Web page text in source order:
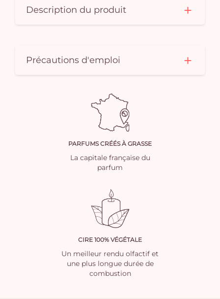
Description du produit
Précautions d'emploi
PARFUMS CRÉÉS À GRASSE
La capitale française du
parfum
CIRE 100% VÉGÉTALE
Un meilleur rendu olfactif et
une plus longue durée de
combustion